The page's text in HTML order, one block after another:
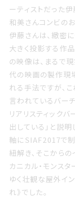
ーティストだった
和美さんコンビのお
伊藤さんは、緻密
大きく投影する作
の映像は、まるで
代の映画の製作現
れる手法ですが、
言われているバーチ
リアリスティック
出している」と説明
軸にSIAF2017で制
紐解き、そこからの
カニカル・モンス
ゆく壮観な屋外イ
れ》でした。